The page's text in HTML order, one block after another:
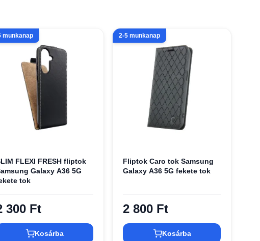
munkanap
FLEXI FRESH fliptok
Galaxy A36 5G
tok
300 Ft
Kosárba
2-5 munkanap
Fliptok Caro tok Samsung
Galaxy A36 5G fekete tok
2 800 Ft
Kosárba